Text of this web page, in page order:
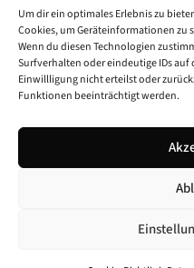
Um dir ein optimales Erlebnis zu
Cookies, um Geräteinformationen
Wenn du diesen Technologien
Surfverhalten oder eindeutige IDs auf
Einwillligung nicht erteilst oder
Funktionen beeinträchtigt werden.
l
t
u
g
-
Cookie-Richtlinie (EU)
Barrierefreiheit